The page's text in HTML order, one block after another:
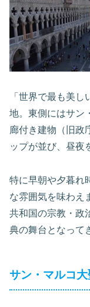
「世界で最も美
地。東側にはサン
廊付き建物（旧政
ップが並び、昼夜
特に早朝や夕暮れ
な雰囲気を味わえ
共和国の宗教・政
典の舞台となって
サン・マルコ